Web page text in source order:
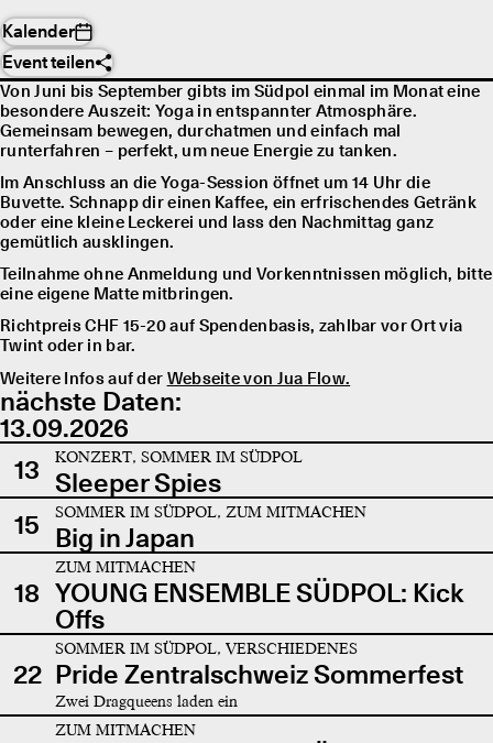
Kalender
Event teilen
Von Juni bis September gibts im Südpol einmal im Monat eine
besondere Auszeit: Yoga in entspannter Atmosphäre.
Gemeinsam bewegen, durchatmen und einfach mal
runterfahren – perfekt, um neue Energie zu tanken.
Im Anschluss an die Yoga-Session öffnet um 14 Uhr die
Buvette. Schnapp dir einen Kaffee, ein erfrischendes Getränk
oder eine kleine Leckerei und lass den Nachmittag ganz
gemütlich ausklingen.
Teilnahme ohne Anmeldung und Vorkenntnissen möglich, bitte
eine eigene Matte mitbringen.
Richtpreis CHF 15-20 auf Spendenbasis, zahlbar vor Ort via
Twint oder in bar.
Weitere Infos auf der Webseite von Jua Flow.
nächste Daten:
13.09.2026
13
KONZERT, SOMMER IM SÜDPOL
Sleeper Spies
15
SOMMER IM SÜDPOL, ZUM MITMACHEN
Big in Japan
18
ZUM MITMACHEN
YOUNG ENSEMBLE SÜDPOL: Kick
Offs
22
SOMMER IM SÜDPOL, VERSCHIEDENES
Pride Zentralschweiz Sommerfest
Zwei Dragqueens laden ein
ZUM MITMACHEN